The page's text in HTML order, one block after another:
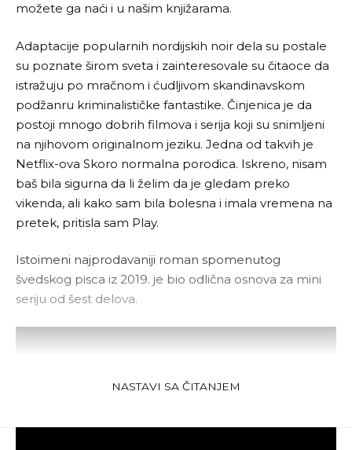
možete ga naći i u našim knjižarama.
Adaptacije popularnih nordijskih noir dela su postale
su poznate širom sveta i zainteresovale su čitaoce da
istražuju po mračnom i ćudljivom skandinavskom
podžanru kriminalističke fantastike. Činjenica je da
postoji mnogo dobrih filmova i serija koji su snimljeni
na njihovom originalnom jeziku. Jedna od takvih je
Netflix-ova Skoro normalna porodica. Iskreno, nisam
baš bila sigurna da li želim da je gledam preko
vikenda, ali kako sam bila bolesna i imala vremena na
pretek, pritisla sam Play.
Istoimeni najprodavaniji roman spomenutog
švedskog pisca iz 2019. je bio odlična osnova za mini
seriju od šest delova.
NASTAVI SA ČITANJEM